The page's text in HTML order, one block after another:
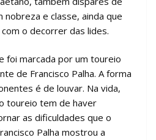
e classe, ainda que
o decorrer das lides.
foi marcada por um toureio
de Francisco Palha. A forma
é de louvar. Na vida,
toureio tem de haver
as dificuldades que o
Palha mostrou a